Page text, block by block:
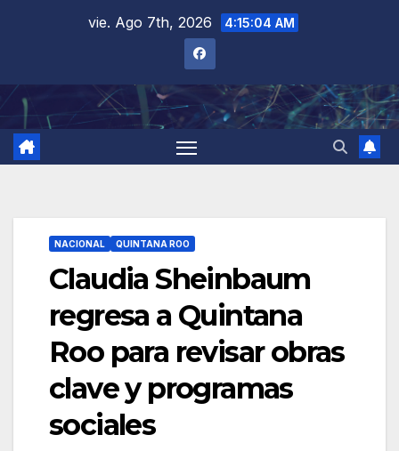
vie. Ago 7th, 2026 4:15:05 AM
NACIONAL QUINTANA ROO
Claudia Sheinbaum
regresa a Quintana
Roo para revisar obras
clave y programas
sociales